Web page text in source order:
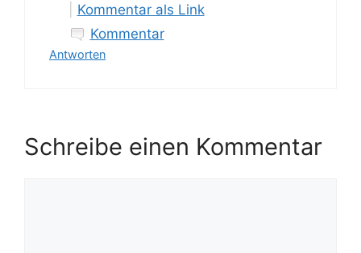
Kommentar als Link
Kommentar
Antworten
Schreibe einen Kommentar